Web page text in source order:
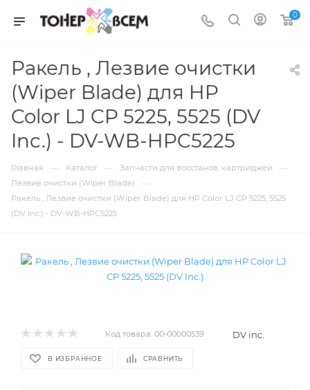
0
Ракель , Лезвие очистки
(Wiper Blade) для HP
Color LJ CP 5225, 5525 (DV
Inc.) - DV-WB-HPC5225
Главная — Каталог — Запчасти для восстанов. картриджей —
Лезвие очистки (Wiper Blade) —
Ракель , Лезвие очистки (Wiper Blade) для HP Color LJ CP 5225, 5525
(DV Inc.) - DV-WB-HPC5225
Код товара: 00-00000539 DV inc.
В ИЗБРАННОЕ СРАВНИТЬ